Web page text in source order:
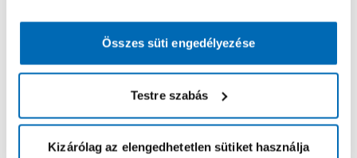
Összes süti engedélyezése
Testre szabás
Kizárólag az elengedhetetlen sütiket használja